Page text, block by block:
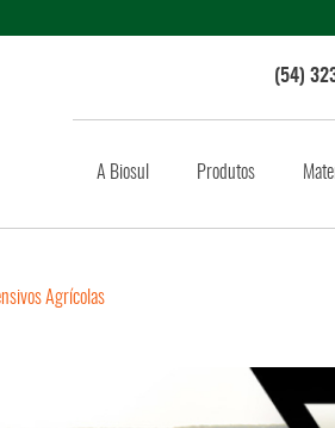
(54)
A Biosul Produtos
Agrícolas